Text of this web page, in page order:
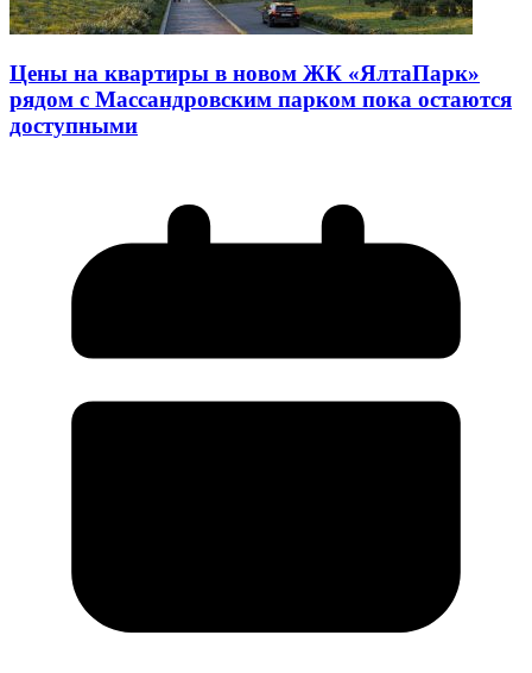
Цены на квартиры в новом ЖК «ЯлтаПарк»
рядом с Массандровским парком пока остаются
доступными